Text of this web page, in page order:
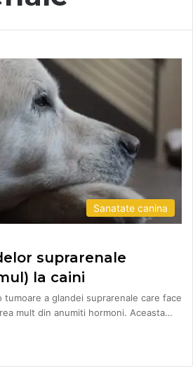
Sanatate canina
suprarenale
la caini
a glandei suprarenale care face
mult din anumiti hormoni. Aceasta…